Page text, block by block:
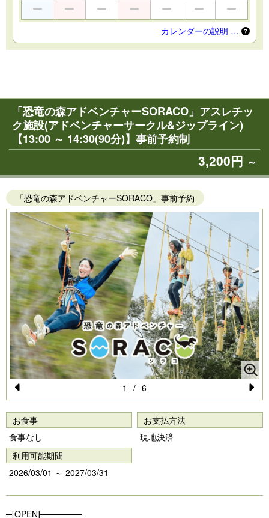
カレンダーの説明 …
「恐竜の森アドベンチャーSORACO」アスレチッ
ク施設(アドベンチャーサークル&ジップライン)
【13:00 ～ 14:30(90分)】事前予約制
3,200円 ～
「恐竜の森アドベンチャーSORACO」事前予約
Pr
e
vi
o
u
s
N
1 / 6
お食事
食事なし
お支払方法
現地決済
利用可能期間
2026/03/01 ～ 2027/03/31
─[OPEN]───────